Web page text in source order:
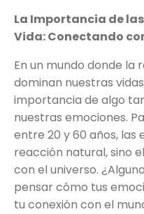
La Importancia de
Vida: Conectando
En un mundo donde la
dominan nuestras
importancia de algo
nuestras emociones.
entre 20 y 60 años, las
reacción natural, sino
con el universo.
pensar cómo tus
tu conexión con el